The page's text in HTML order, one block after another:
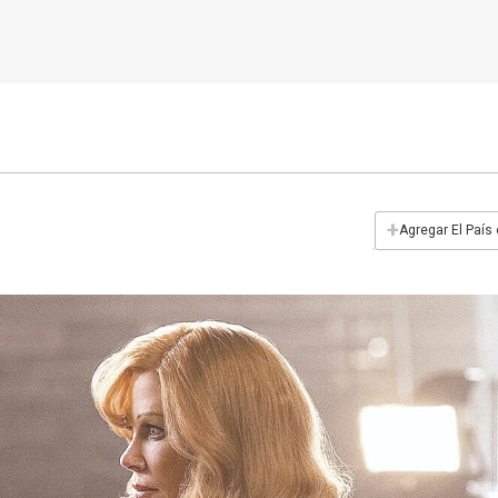
+Agregar El País